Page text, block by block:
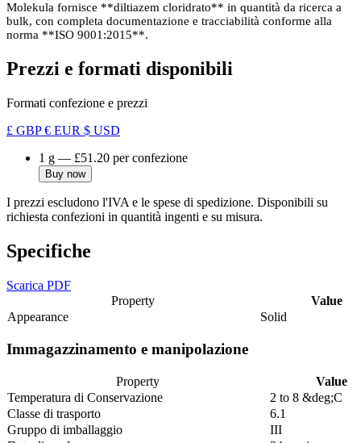
Molekula fornisce **diltiazem cloridrato** in quantità da ricerca a
bulk, con completa documentazione e tracciabilità conforme alla
norma **ISO 9001:2015**.
Prezzi e formati disponibili
Formati confezione e prezzi
£ GBP€ EUR $ USD
1 g — £51.20 per confezione
Buy now
I prezzi escludono l'IVA e le spese di spedizione. Disponibili su
richiesta confezioni in quantità ingenti e su misura.
Specifiche
Scarica PDF
Property
Value
Appearance
Solid
Immagazzinamento e manipolazione
Property
Value
Temperatura di Conservazione
2 to 8 &deg;C
Classe di trasporto
6.1
Gruppo di imballaggio
III